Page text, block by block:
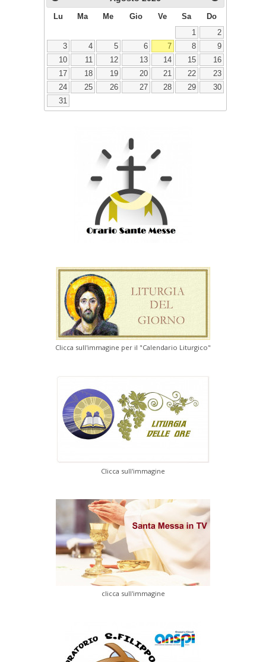
Lu Ma Me Gio Ve Sa
Do
1
2
3
4 5 6 7 8
9
10
11 12 13 14 15
16
17
18 19 20 21 22
23
24
25 26 27 28 29
30
31
Clicca sull'immagine per il "Calendario Liturgico"
Clicca sull'immagine
clicca sull'immagine